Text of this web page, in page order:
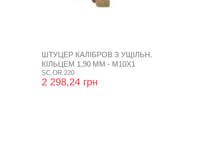
ШТУЦЕР КАЛІБРОВ З УЩІЛЬН.
КІЛЬЦЕМ 1,90 ММ - М10Х1
SC.OR.220
2 298,24 грн